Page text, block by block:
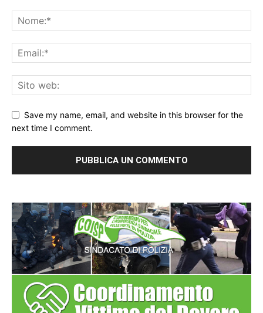
Save my name, email, and website in this browser for the
next time I comment.